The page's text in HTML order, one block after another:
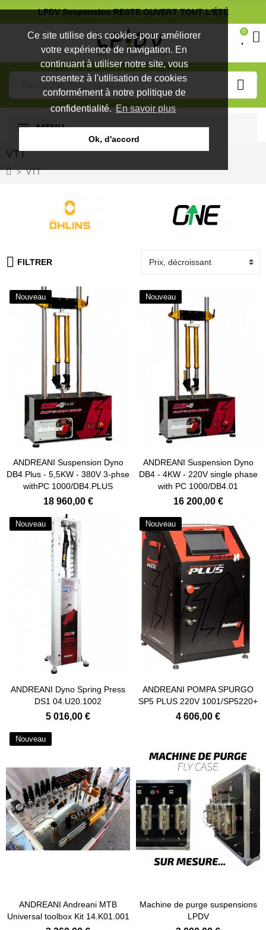
Ce site utilise des cookies pour améliorer
votre expérience de navigation. En
continuant à utiliser notre site, vous
consentez à l'utilisation de cookies
conformément à notre politique de
confidentialité.En savoir plus
Ok, d'accord
LPDV Suspension RESTE OUVERT TOUT L'ÉTÉ
0
MENU
VTT
VTT
FILTRER
Nouveau
Ajouter au panier
ANDREANI Suspension Dyno
DB4 Plus - 5,5KW - 380V 3-phse
withPC 1000/DB4.PLUS
18 960,00 €
Nouveau
Ajouter au panier
ANDREANI Suspension Dyno
DB4 - 4KW - 220V single phase
with PC 1000/DB4.01
16 200,00 €
Nouveau
Ajouter au panier
ANDREANI Dyno Spring Press
DS1 04.U20.1002
5 016,00 €
Nouveau
Ajouter au panier
ANDREANI POMPA SPURGO
SP5 PLUS 220V 1001/SP5220+
4 606,00 €
Nouveau
ANDREANI Andreani MTB
Universal toolbox Kit 14.K01.001
Machine de purge suspensions
LPDV